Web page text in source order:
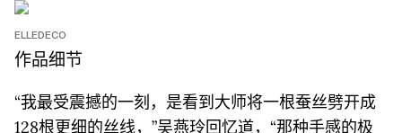
ELLEDECO
作品细节
“我最受震撼的一刻，是看到大师将一根蚕丝劈开成
128根更细的丝线，”吴燕玲回忆道，“那种手感的极